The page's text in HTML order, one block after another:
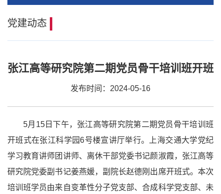
党建动态
张江高等研究院第二期党员骨干培训班开班
发布时间：2024-05-16
5月15日下午，张江高等研究院第二期党员骨干培训班
开班式在张江科学园6号楼宣讲厅举行。上海交通大学党纪
学习教育讲师团讲师、离休干部党委书记颜淑霞，张江高等
研究院党委副书记姜燕媛，副院长赵德刚出席开班式。本次
培训班学员由来自变革性分子党支部、合成科学党支部、未